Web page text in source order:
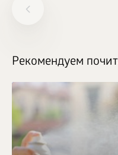
Рекомендуем